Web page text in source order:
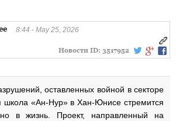
8:44 - May 25, 2026
Новости ID: 3517952
оставленных войной в секторе
школа «Ан-Нур» в Хан-Юнисе стремится
в жизнь. Проект, направленный на